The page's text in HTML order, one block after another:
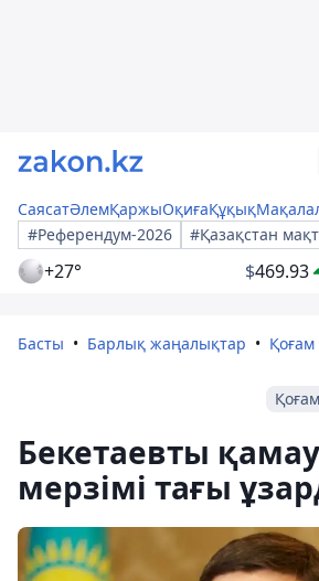
СаясатӘлемҚаржыОқиғаҚұқық
#Референдум-2026
#Қазақстан
+27° $469.93
Басты Барлық жаңалықтар
Қоғам
Бекетаевты
мерзімі тағы